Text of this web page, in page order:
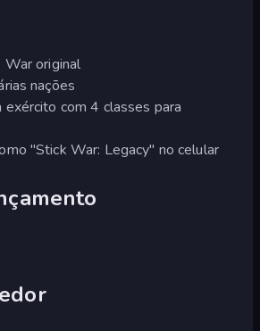
original
nações
exército com 4 classes para
"Stick War: Legacy" no celular